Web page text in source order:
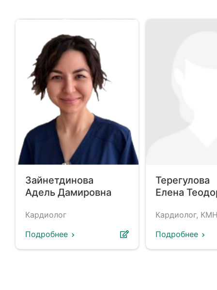
Зайнетдинова
Адель Дамировна
Кардиолог
Подробнее
Терегулова
Елена
Кардиолог,
Подробнее